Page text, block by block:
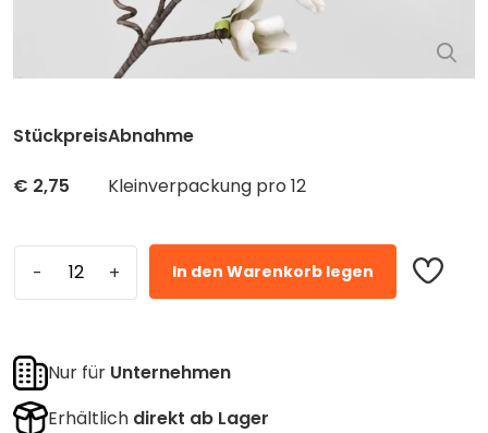
Stückpreis
€ 2,75
Abnahme
Kleinverpackung pro 12
In den Warenkorb legen
Nur für Unternehmen
Erhältlich direkt ab Lager